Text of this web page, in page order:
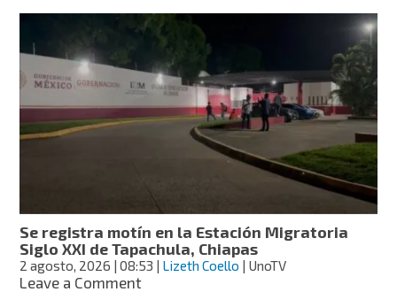
al
“Tito”,
presunto
feminicida
Beany
Lozano
por
medio
millón
en
Chiapas
Se registra motín en la Estación Migratoria
Siglo XXI de Tapachula, Chiapas
2 agosto, 2026 | 08:53 | Lizeth Coello | UnoTV
Leave a Commenton